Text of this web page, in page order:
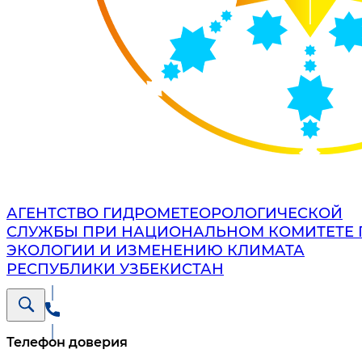
АГЕНТСТВО ГИДРОМЕТЕОРОЛОГИЧЕСКОЙ
СЛУЖБЫ ПРИ НАЦИОНАЛЬНОМ КОМИТЕТЕ
ЭКОЛОГИИ И ИЗМЕНЕНИЮ КЛИМАТА
РЕСПУБЛИКИ УЗБЕКИСТАН
Телефон доверия